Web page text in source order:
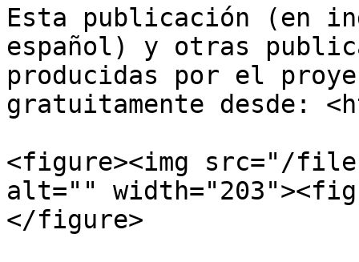
Esta publicación (en
español) y otras
producidas por el
gratuitamente desde:
<figure><img src="/files/
alt=""
</figure>